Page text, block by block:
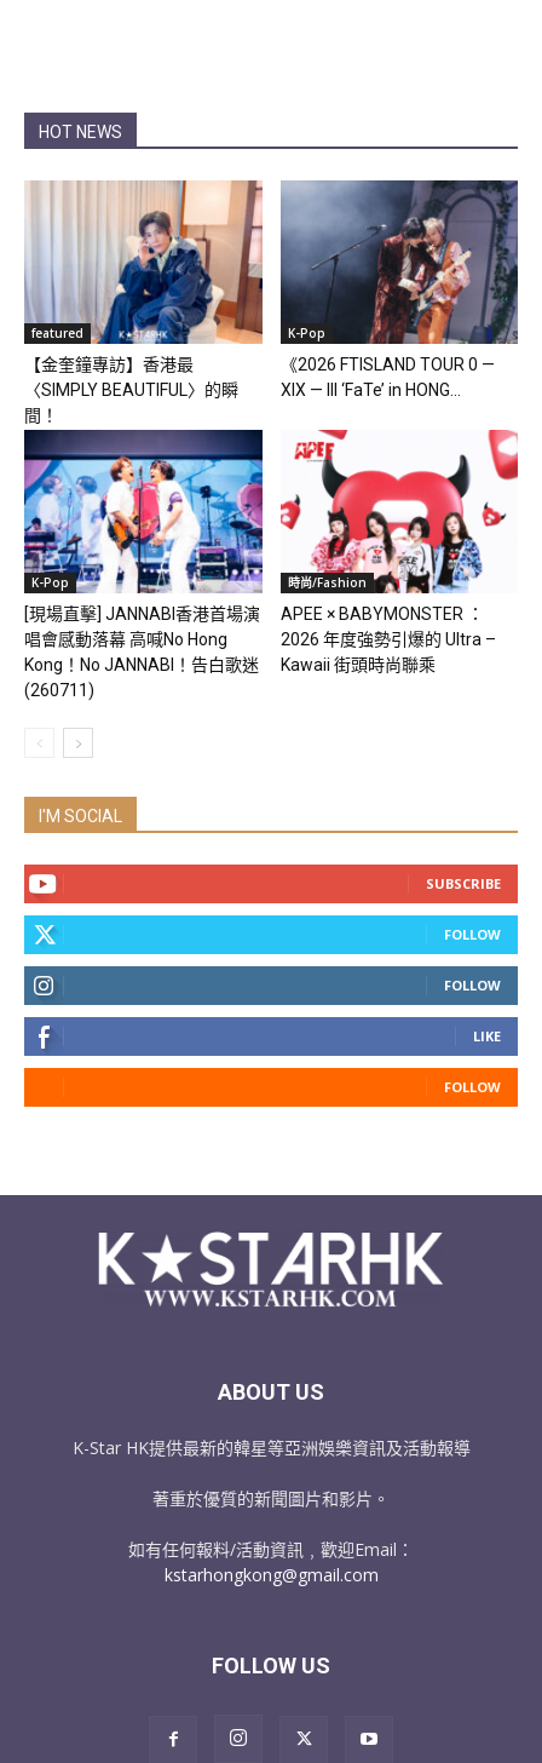
HOT NEWS
featured
【金奎鐘專訪】香港最
〈SIMPLY BEAUTIFUL〉的瞬
間！
K-Pop
《2026 FTISLAND TOUR 0 —
XIX — III ‘FaTe’ in HONG...
K-Pop
[現場直擊] JANNABI香港首場演
唱會感動落幕 高喊No Hong
Kong！No JANNABI！告白歌迷
(260711)
時尚/Fashion
APEE × BABYMONSTER ：
2026 年度強勢引爆的 Ultra –
Kawaii 街頭時尚聯乘
I'M SOCIAL
SUBSCRIBE
FOLLOW
FOLLOW
LIKE
FOLLOW
ABOUT US
K-Star HK提供最新的韓星等亞洲娛樂資訊及活動報導
著重於優質的新聞圖片和影片。
如有任何報料/活動資訊﹐歡迎Email：
kstarhongkong@gmail.com
FOLLOW US